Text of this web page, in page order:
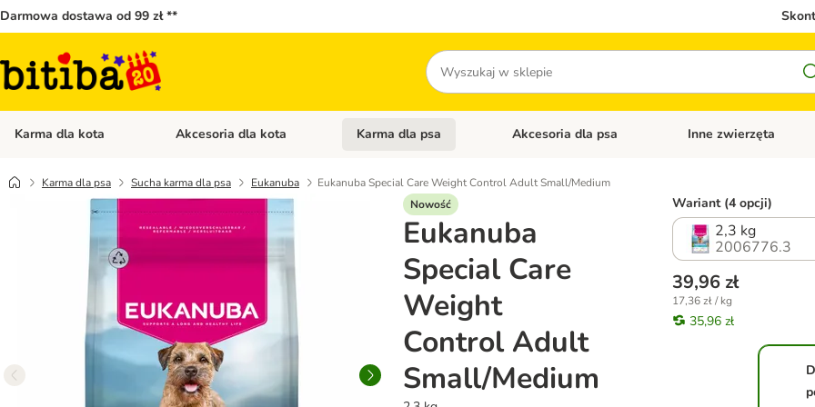
Darmowa dostawa od 99 zł **
Szukaj
Karma dla kota Otwórz menu kategorii: Karma dla kota
Akcesoria dla kota Otwórz menu kategorii: Akcesoria dla kota
Karma dla psa Otwórz menu kategorii: Karma dla psa
Akcesoria dla psa Otwórz menu kategorii:
Inne zwierzęta
Karma dla psa Sucha karma dla psa Eukanuba
Eukanuba Special Care Weight Control Adult Small/Medium
Nowość
Eukanuba
Special Care
Weight
Control Adult
Small/Medium
Wariant (4 opcji)
2,3 kg
2006776.3
39,96 zł
17,36 zł / kg
35,96 zł